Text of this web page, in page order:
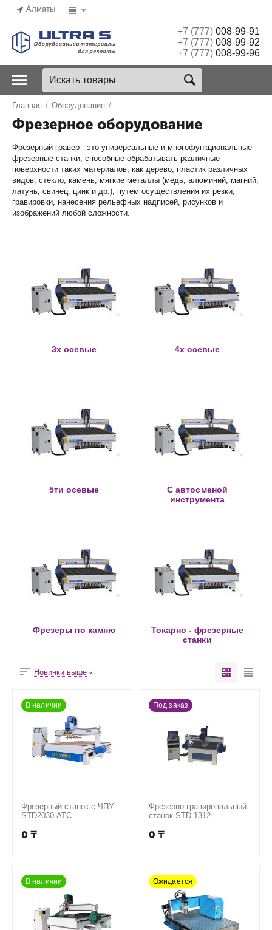
Алматы
+7 (777)008-99-91
+7 (777)008-99-92
+7 (777)008-99-96
Главная / Оборудование /
Фрезерное оборудование
Фрезерный гравер -это универсальные и многофункциональные
фрезерные станки, способные обрабатывать различные
поверхности таких материалов, как дерево, пластик различных
видов, стекло, камень, мягкие металлы (медь, алюминий, магний,
латунь, свинец, цинк и др.), путем осуществления их резки,
гравировки, нанесения рельефных надписей, рисунков и
изображений любой сложности.
3х осевые 4х осевые
5ти осевые
С автосменой
инструмента
Фрезеры по камню
Токарно - фрезерные
станки
Новинки выше
В наличии
Фрезерный станок с ЧПУ
STD2030-ATC
0 ₸
Под заказ
Фрезерно-гравировальный
станок STD 1312
0 ₸
В наличии Ожидается